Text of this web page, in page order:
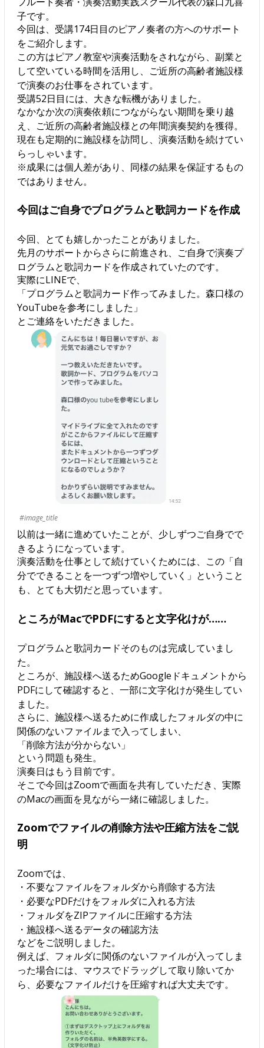
子です。
今回は、受講174日目のピアノ奏者の方へのサポート
をご紹介します。
この方はピアノ教室や演奏活動をされながら、副業と
して空いている時間を活用し、ご近所の高齢者施設様
で演奏のお仕事をされています。
受講52日目には、大きな転機がありました。
なかなか次の演奏依頼につながらない期間を乗り越
え、ご近所の高齢者施設様との年間演奏契約を獲得。
現在も定期的に施設様を訪問し、演奏活動を続けてい
らっしゃいます。
※成果には個人差があり、同様の結果を保証するもの
ではありません。
今回はご自身でプログラムと歌詞カードを作成
今回、とても嬉しかったことがありました。
先月のサポートからさらに前進され、ご自身で演奏プ
ログラムと歌詞カードを作成されていたのです。
実際にLINEで、
「プログラムと歌詞カード作ってみました。森口様の
YouTubeを参考にしました」
とご連絡をいただきました。
#image_title
以前は一緒に進めていたことが、少しずつご自身でで
きるようになっています。
演奏活動を仕事として続けていくためには、この「自
分でできることを一つずつ増やしていく」ということ
も、とても大切だと思っています。
ところがMacでPDFにすると文字化けが……
プログラムと歌詞カードそのものは完成していまし
た。
ところが、施設様へ送るためGoogleドキュメントから
PDFにして確認すると、一部に文字化けが発生してい
ました。
さらに、施設様へ送るために作成したフォルダの中に
関係のないファイルまで入ってしまい、
「削除方法が分からない」
という問題も発生。
演奏日はもう目前です。
そこで今回はZoomで画面を共有していただき、実際
のMacの画面を見ながら一緒に確認しました。
Zoomでファイルの削除方法や圧縮方法をご説
明
Zoomでは、
・不要なファイルをフォルダから削除する方法
・必要なPDFだけをフォルダに入れる方法
・フォルダをZIPファイルに圧縮する方法
・施設様へ送るデータの確認方法
などをご説明しました。
例えば、フォルダに関係のないファイルが入ってしま
った場合には、マウスでドラッグして取り除いてか
ら、必要なファイルだけを圧縮すれば大丈夫です。